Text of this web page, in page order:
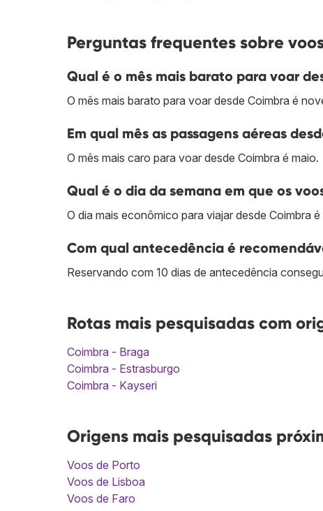
Perguntas frequentes sobre
Qual é o mês mais barato para voar
O mês mais barato para voar desde Coimbra é
Em qual mês as passagens aéreas
O mês mais caro para voar desde Coimbra é maio.
Qual é o dia da semana em que os
O dia mais econômico para viajar desde Coimbra
Com qual antecedência é
Reservando com 10 dias de antecedência
Rotas mais pesquisadas com
Coimbra - Braga
Coimbra - Estrasburgo
Coimbra - Kayseri
Origens mais pesquisadas
Voos de Porto
Voos de Lisboa
Voos de Faro